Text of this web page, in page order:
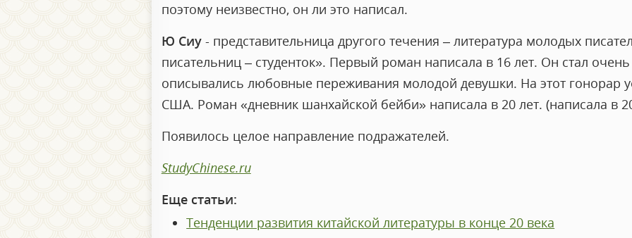
поэтому неизвестно, он ли это написал.
Ю Сиу- представительница другого течения – литература молодых
писательниц – студенток». Первый роман написала в 16 лет. Он стал
описывались любовные переживания молодой девушки. На этот гонорар
США. Роман «дневник шанхайской бейби» написала в 20 лет. (написала в
Появилось целое направление подражателей.
StudyChinese.ru
Еще статьи:
Тенденции развития китайской литературы в конце 20 века